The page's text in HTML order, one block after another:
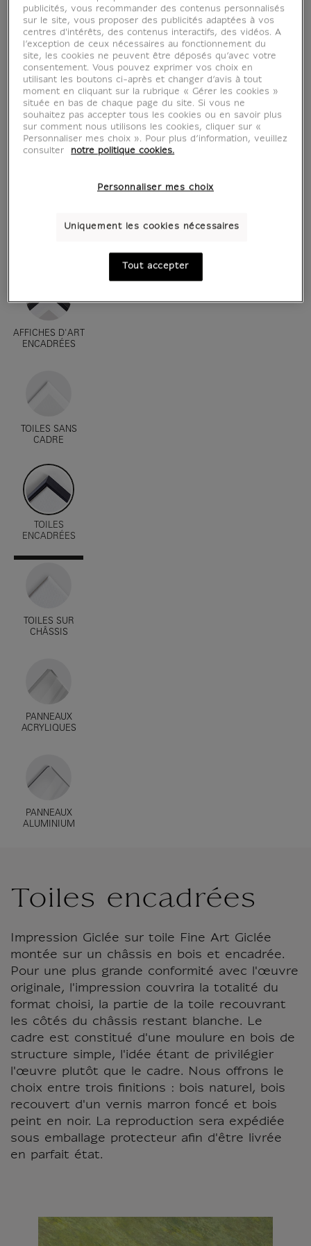
voir en situation
AFFICHES D'ART
ENCADRÉES
TOILES SANS
CADRE
TOILES
ENCADRÉES
TOILES SUR
CHÂSSIS
PANNEAUX
ACRYLIQUES
PANNEAUX
ALUMINIUM
Toiles encadrées
Impression Giclée sur toile Fine Art Giclée
montée sur un châssis en bois et encadrée.
Pour une plus grande conformité avec l'œuvre
originale, l'impression couvrira la totalité du
format choisi, la partie de la toile recouvrant
les côtés du châssis restant blanche. Le
cadre est constitué d'une moulure en bois de
structure simple, l'idée étant de privilégier
l'œuvre plutôt que le cadre. Nous offrons le
choix entre trois finitions : bois naturel, bois
recouvert d'un vernis marron foncé et bois
peint en noir. La reproduction sera expédiée
sous emballage protecteur afin d'être livrée
en parfait état.
publicités, vous recommander des contenus personnalisés
sur le site, vous proposer des publicités adaptées à vos
centres d'intérêts, des contenus interactifs, des vidéos. A
l’exception de ceux nécessaires au fonctionnement du
site, les cookies ne peuvent être déposés qu’avec votre
consentement. Vous pouvez exprimer vos choix en
utilisant les boutons ci-après et changer d’avis à tout
moment en cliquant sur la rubrique « Gérer les cookies »
située en bas de chaque page du site. Si vous ne
souhaitez pas accepter tous les cookies ou en savoir plus
sur comment nous utilisons les cookies, cliquer sur «
Personnaliser mes choix ». Pour plus d’information, veuillez
consulter
notre politique cookies.
Personnaliser mes choix
Uniquement les cookies nécessaires
Tout accepter